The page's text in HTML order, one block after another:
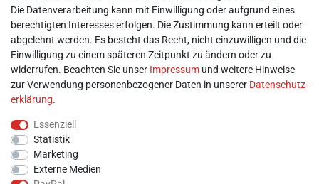
Mein Konto
► Registrieren
► Login
► Warenkorb
► Zur Kasse
Die Datenverarbeitung kann mit Einwilligung oder aufgrund eines
berechtigten Interesses erfolgen. Die Zustimmung kann erteilt oder
abgelehnt werden. Es besteht das Recht, nicht einzuwilligen und die
Einwilligung zu einem späteren Zeitpunkt zu ändern oder zu
widerrufen. Beachten Sie unser Impressum und weitere Hinweise
zur Verwendung personenbezogener Daten in unserer Daten­schutz­
erklärung.
Essenziell
Statistik
Marketing
Externe Medien